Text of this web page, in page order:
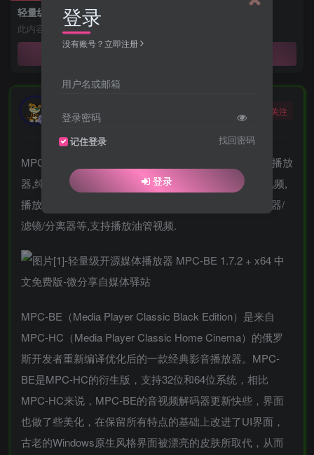
轻量级开源媒体播放器 MPC-BE 1.7.2 + x64 中文免费版
此内容为免费资源，请登录后查看
酒醒只在花前坐，酒醉还来花下眠。
关注
MPC播放器(MPC-BE)是一款经典多媒体播放器的影音播放
器,纯净无广告,启动速度快,占用消耗低,支持解码各种视频,
播放流畅不卡.内置最新解码器,音视频过滤器,字幕渲染器/
滤镜/分离器等,支持播放油管视频.
MPC-BE（Media Player Classic Black Edition）是来自
MPC-HC（Media Player Classic Home Cinema）的俄罗
斯开发者重新编译优化后的一款经典影音播放器。MPC-
BE是MPC-HC的衍生版，支持32位和64位系统，相比
MPC-HC来说，MPC-BE的音视频解码器更新快些，界面
也做了些美化，在保留所有特点的基础上改进了UI界面，
古老的Windows原生风格界面被漂亮的皮肤所取代，从而
登录
没有账号？立即注册
用户名或邮箱
登录密码
记住登录 找回密码
登录